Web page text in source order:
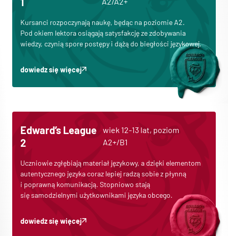
Kursanci rozpoczynają naukę, będąc na poziomie A2.
Pod okiem lektora osiągają satysfakcję ze zdobywania
wiedzy, czynią spore postępy i dążą do biegłości językowej.
dowiedz się więcej
Edward’s League
2
wiek 12-13 lat, poziom
A2+/B1
Uczniowie zgłębiają materiał językowy, a dzięki elementom
autentycznego języka coraz lepiej radzą sobie z płynną
i poprawną komunikacją. Stopniowo stają
się samodzielnymi użytkownikami języka obcego.
dowiedz się więcej